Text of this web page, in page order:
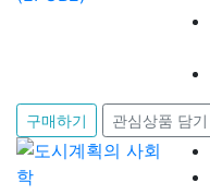
구매하기 관심상품 담기